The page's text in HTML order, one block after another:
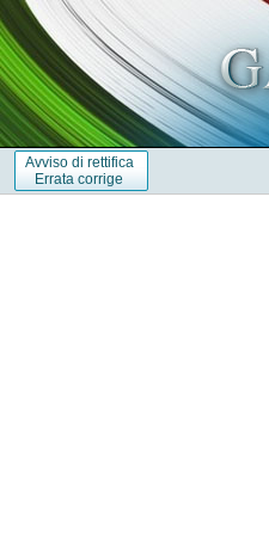
Avviso di rettifica
Errata corrige